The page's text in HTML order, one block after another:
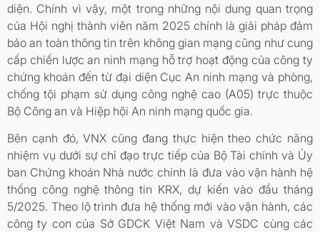
diện. Chính vì vậy, một trong những nội dung quan trọng
của Hội nghị thành viên năm 2025 chính là giải pháp đảm
bảo an toàn thông tin trên không gian mạng cũng như cung
cấp chiến lược an ninh mạng hỗ trợ hoạt động của công ty
chứng khoán đến từ đại diện Cục An ninh mạng và phòng,
chống tội phạm sử dụng công nghệ cao (A05) trực thuộc
Bộ Công an và Hiệp hội An ninh mạng quốc gia.
Bên cạnh đó, VNX cũng đang thực hiện theo chức năng
nhiệm vụ dưới sự chỉ đạo trực tiếp của Bộ Tài chính và Ủy
ban Chứng khoán Nhà nước chính là đưa vào vận hành hệ
thống công nghệ thông tin KRX, dự kiến vào đầu tháng
5/2025. Theo lộ trình đưa hệ thống mới vào vận hành, các
công ty con của Sở GDCK Việt Nam và VSDC cùng các